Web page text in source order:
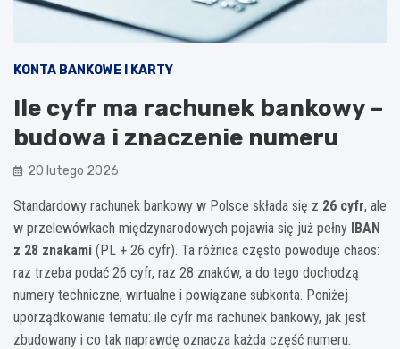
KONTA BANKOWE I KARTY
Ile cyfr ma rachunek bankowy –
budowa i znaczenie numeru
20 lutego 2026
Standardowy rachunek bankowy w Polsce składa się z 26 cyfr, ale
w przelewówkach międzynarodowych pojawia się już pełny IBAN
z 28 znakami (PL + 26 cyfr). Ta różnica często powoduje chaos:
raz trzeba podać 26 cyfr, raz 28 znaków, a do tego dochodzą
numery techniczne, wirtualne i powiązane subkonta. Poniżej
uporządkowanie tematu: ile cyfr ma rachunek bankowy, jak jest
zbudowany i co tak naprawdę oznacza każda część numeru.